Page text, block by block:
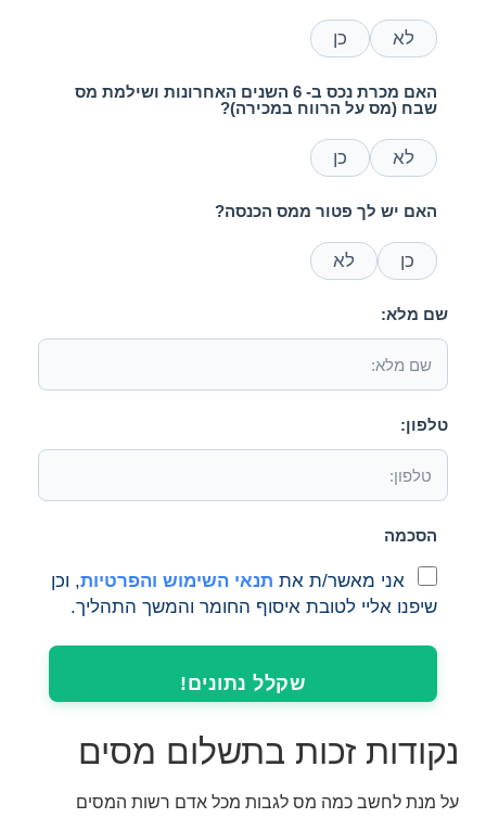
לא כן
האם מכרת נכס ב- 6 השנים האחרונות ושילמת מס
שבח (מס על הרווח במכירה)?
לא כן
האם יש לך פטור ממס הכנסה?
כן לא
שם מלא:
טלפון:
הסכמה
אני מאשר/ת את תנאי השימוש והפרטיות, וכן
שיפנו אליי לטובת איסוף החומר והמשך התהליך.
שקלל נתונים!
נקודות זכות בתשלום מסים
על מנת לחשב כמה מס לגבות מכל אדם רשות המסים